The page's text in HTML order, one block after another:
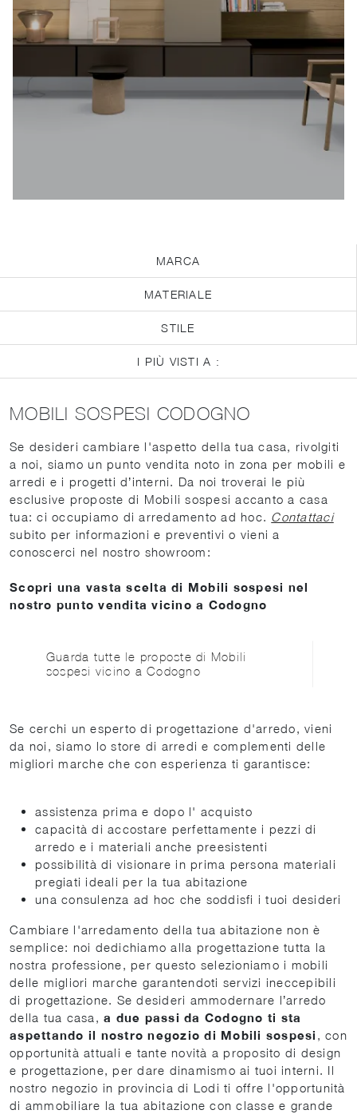
MARCA
MATERIALE
STILE
I PIÙ VISTI A :
MOBILI SOSPESI CODOGNO
Se desideri cambiare l'aspetto della tua casa, rivolgiti
a noi, siamo un punto vendita noto in zona per mobili e
arredi e i progetti d’interni. Da noi troverai le più
esclusive proposte di Mobili sospesi accanto a casa
tua: ci occupiamo di arredamento ad hoc. Contattaci
subito per informazioni e preventivi o vieni a
conoscerci nel nostro showroom:
Scopri una vasta scelta di Mobili sospesi nel
nostro punto vendita vicino a Codogno
Guarda tutte le proposte di Mobili
sospesi vicino a Codogno
Se cerchi un esperto di progettazione d'arredo, vieni
da noi, siamo lo store di arredi e complementi delle
migliori marche che con esperienza ti garantisce:
assistenza prima e dopo l' acquisto
capacità di accostare perfettamente i pezzi di
arredo e i materiali anche preesistenti
possibilità di visionare in prima persona materiali
pregiati ideali per la tua abitazione
una consulenza ad hoc che soddisfi i tuoi desideri
Cambiare l'arredamento della tua abitazione non è
semplice: noi dedichiamo alla progettazione tutta la
nostra professione, per questo selezioniamo i mobili
delle migliori marche garantendoti servizi ineccepibili
di progettazione. Se desideri ammodernare l’arredo
della tua casa, a due passi da Codogno ti sta
aspettando il nostro negozio di Mobili sospesi
, con
opportunità attuali e tante novità a proposito di design
e progettazione, per dare dinamismo ai tuoi interni. Il
nostro negozio in provincia di Lodi ti offre l'opportunità
di ammobiliare la tua abitazione con classe e grande